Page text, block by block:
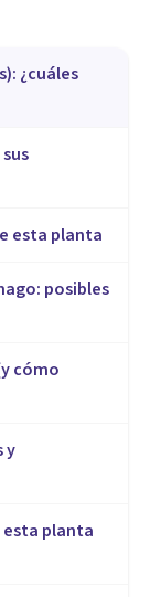
¿cuáles
esta planta
posibles
cómo
y
esta planta